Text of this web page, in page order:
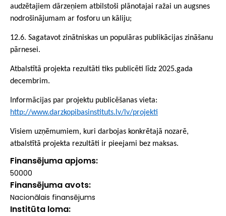
audzētajiem dārzeņiem atbilstoši plānotajai ražai un augsnes
nodrošinājumam ar fosforu un kāliju;
12.6. Sagatavot zinātniskas un populāras publikācijas zināšanu
pārnesei.
Atbalstītā projekta rezultāti tiks publicēti līdz 2025.gada
decembrim.
Informācijas par projektu publicēšanas vieta:
http://www.darzkopibasinstituts.lv/lv/projekti
Visiem uzņēmumiem, kuri darbojas konkrētajā nozarē,
atbalstītā projekta rezultāti ir pieejami bez maksas.
Finansējuma apjoms
50000
Finansējuma avots
Nacionālais finansējums
Institūta loma